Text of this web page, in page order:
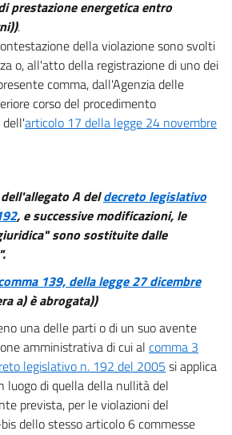
prestazione energetica entro
.
della violazione sono svolti
o, all'atto della registrazione di uno dei
comma, dall'Agenzia delle
corso del procedimento
articolo 17 della legge 24 novembre
A deldecreto legislativo
, e successive modificazioni, le
sono sostituite dalle
139, della legge 27 dicembre
a) è abrogata))
una delle parti o di un suo avente
amministrativa di cui al comma 3
legislativo n. 192 del 2005 si applica
luogo di quella della nullità del
prevista, per le violazioni del
dello stesso articolo 6 commesse